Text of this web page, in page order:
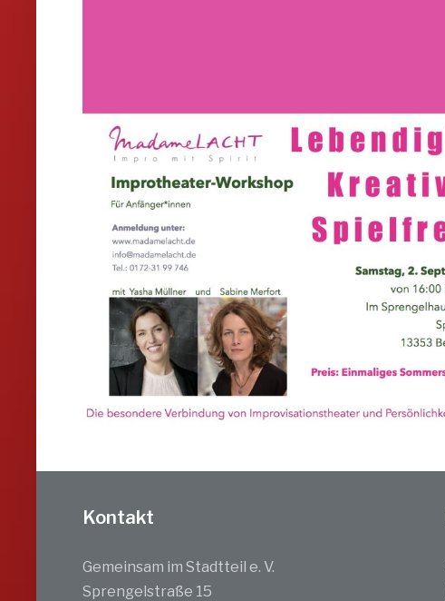
Kontakt
Gemeinsam im Stadtteil e. V.
Sprengelstraße 15